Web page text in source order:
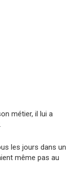
métier, il lui a
les jours dans un
même pas au